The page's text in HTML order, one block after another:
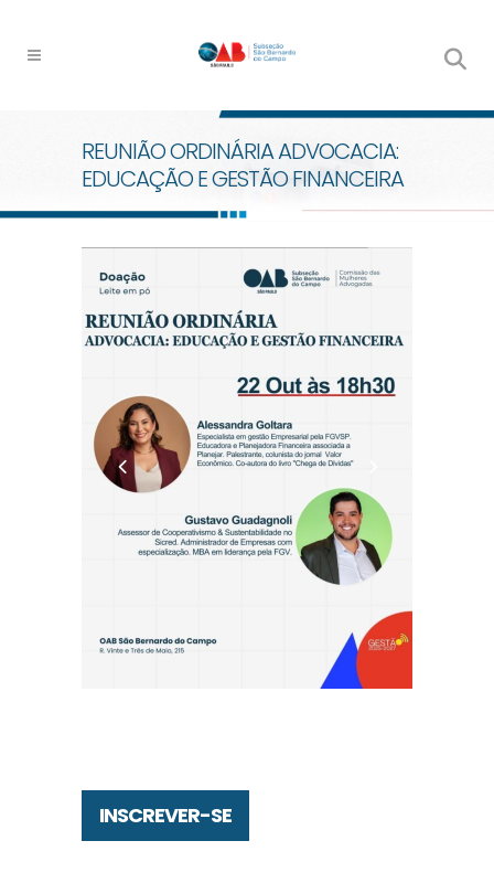
REUNIÃO ORDINÁRIA ADVOCACIA:
EDUCAÇÃO E GESTÃO FINANCEIRA
INSCREVER-SE